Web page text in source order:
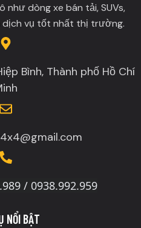
dòng xe bán tải, SUVs,
dịch vụ tốt nhất thị trường.
Bình, Thành phố Hồ Chí
/ 0938.992.959
NỔI BẬT